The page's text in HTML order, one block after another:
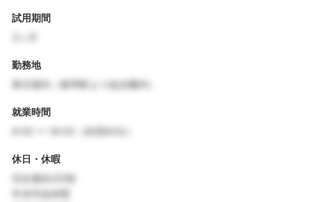
試用期間
勤務地
東京都内（最寄駅より徒歩圏内）
就業時間
9:00 〜 18:00（休憩60分）
休日・休暇
完全週休2日制
年末年始休暇